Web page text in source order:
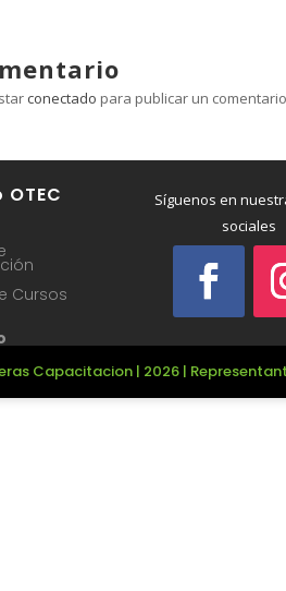
conectado para publicar un
Cursos
Síguenos en
sociales
Capacitacion | 2026 |